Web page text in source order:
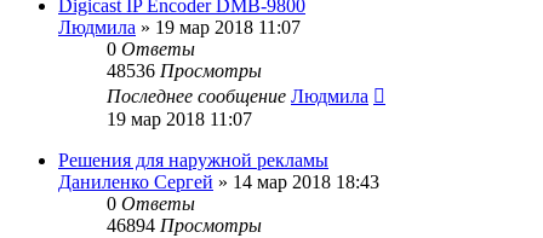
Digicast IP Encoder DMB-9800
Людмила » 19 мар 2018 11:07
0 Ответы
48536 Просмотры
Последнее сообщение Людмила
19 мар 2018 11:07
Решения для наружной рекламы
Даниленко Сергей » 14 мар 2018 18:43
0 Ответы
46894 Просмотры